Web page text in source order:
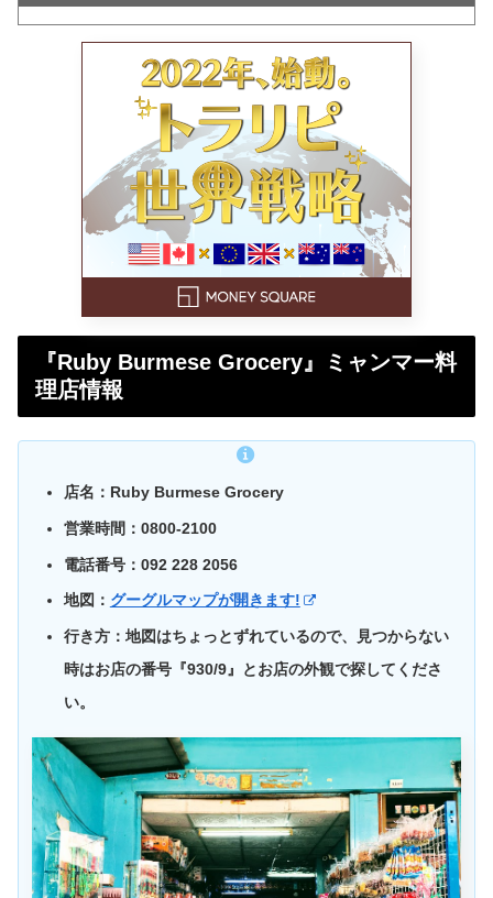
『Ruby Burmese Grocery』ミャンマー料
理店情報
店名：Ruby Burmese Grocery
営業時間：0800-2100
電話番号：092 228 2056
地図： グーグルマップが開きます!
行き方：地図はちょっとずれているので、見つからない
時はお店の番号『930/9』とお店の外観で探してくださ
い。